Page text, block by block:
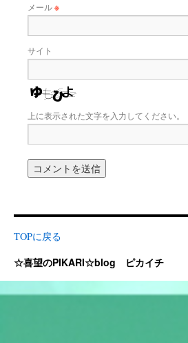
メール※
サイト
上に表示された文字を入力してください。
TOPに戻る
☆喜望のPIKARI☆blog ピカイチ